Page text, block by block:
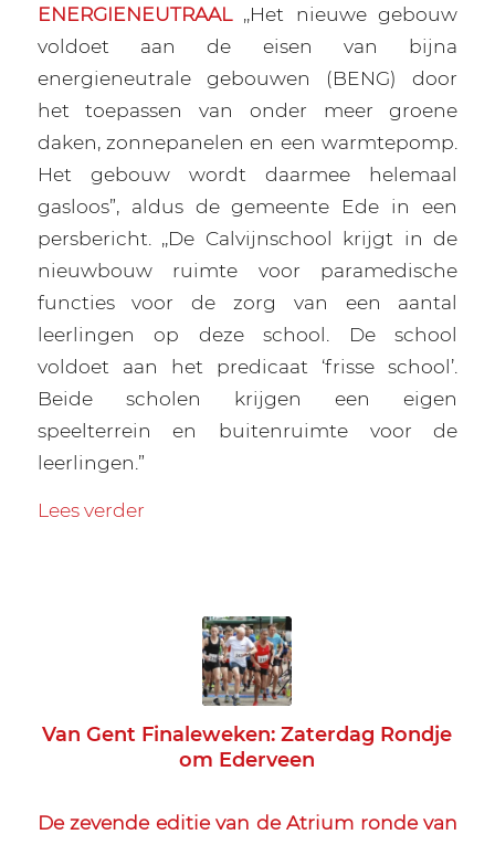
ENERGIENEUTRAAL,,Het nieuwe gebouw
voldoet aan de eisen van bijna
energieneutrale gebouwen (BENG) door
het toepassen van onder meer groene
daken, zonnepanelen en een warmtepomp.
Het gebouw wordt daarmee helemaal
gasloos”, aldus de gemeente Ede in een
persbericht. ,,De Calvijnschool krijgt in de
nieuwbouw ruimte voor paramedische
functies voor de zorg van een aantal
leerlingen op deze school. De school
voldoet aan het predicaat ‘frisse school’.
Beide scholen krijgen een eigen
speelterrein en buitenruimte voor de
leerlingen.”
Lees verder
Van Gent Finaleweken: Zaterdag Rondje
om Ederveen
De zevende editie van de Atrium ronde van